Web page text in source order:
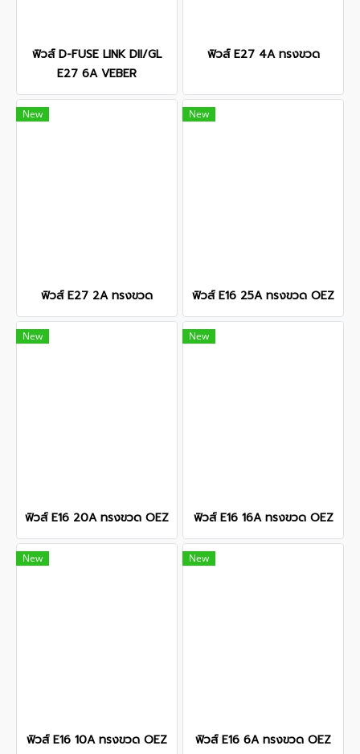
ฟิวส์ D-FUSE LINK DII/GL
E27 6A VEBER
ฟิวส์ E27 4A ทรงขวด
New
ฟิวส์ E27 2A ทรงขวด
New
ฟิวส์ E16 25A ทรงขวด OEZ
New
ฟิวส์ E16 20A ทรงขวด OEZ
New
ฟิวส์ E16 16A ทรงขวด OEZ
New
ฟิวส์ E16 10A ทรงขวด OEZ
New
ฟิวส์ E16 6A ทรงขวด OEZ